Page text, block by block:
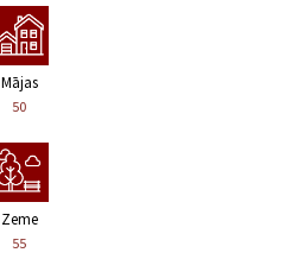
Mājas
50
Zeme
55